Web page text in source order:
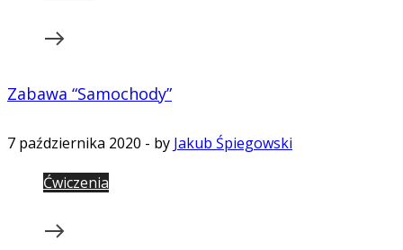
Zabawa “Samochody”
7 października 2020 - by Jakub Śpiegowski
Ćwiczenia